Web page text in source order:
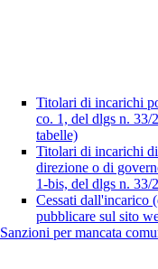
Titolari di incarichi
co. 1, del dlgs n. 33/
tabelle)
Titolari di incarichi
direzione o di
1-bis, del dlgs n. 33/
Cessati dall'incarico
pubblicare sul sito
Sanzioni per mancata